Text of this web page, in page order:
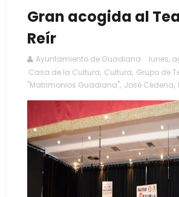
Gran acogida al
Reír
Ayuntamiento de Guadiana
lunes,
Casa de la Cultura, Cultura, Grupo de
"Matrimonios Guadiana", José Cedena,